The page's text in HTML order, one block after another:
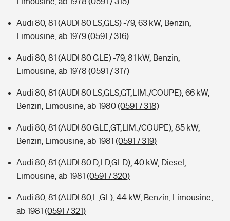
Audi 80, 81 (AUDI 80 LS,GLS) -79, 63 kW, Benzin,
Limousine, ab 1979(0591 / 316)
Audi 80, 81 (AUDI 80 GLE) -79, 81 kW, Benzin,
Limousine, ab 1978 (0591 / 317)
Audi 80, 81 (AUDI 80 LS,GLS,GT,LIM./COUPE), 66 kW,
Benzin, Limousine, ab 1980(0591 / 318)
Audi 80, 81 (AUDI 80 GLE,GT,LIM./COUPE), 85 kW,
Benzin, Limousine, ab 1981 (0591 / 319)
Audi 80, 81 (AUDI 80 D,LD,GLD), 40 kW, Diesel,
Limousine, ab 1981 (0591 / 320)
Audi 80, 81 (AUDI 80,L,GL), 44 kW, Benzin, Limousine,
ab 1981 (0591 / 321)